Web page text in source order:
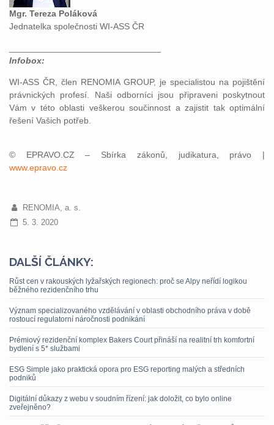
Mgr. Tereza Poláková
Jednatelka společnosti WI-ASS ČR
Infobox:
WI-ASS ČR, člen RENOMIA GROUP, je specialistou na pojištění
právnických profesí. Naši odborníci jsou připraveni poskytnout
Vám v této oblasti veškerou součinnost a zajistit tak optimální
řešení Vašich potřeb.
© EPRAVO.CZ – Sbírka zákonů, judikatura, právo |
www.epravo.cz
RENOMIA, a. s.
5. 3. 2020
DALŠÍ ČLÁNKY:
Růst cen v rakouských lyžařských regionech: proč se Alpy neřídí logikou
běžného rezidenčního trhu
Význam specializovaného vzdělávání v oblasti obchodního práva v době
rostoucí regulatorní náročnosti podnikání
Prémiový rezidenční komplex Bakers Court přináší na realitní trh komfortní
bydlení s 5* službami
ESG Simple jako praktická opora pro ESG reporting malých a středních
podniků
Digitální důkazy z webu v soudním řízení: jak doložit, co bylo online
zveřejněno?